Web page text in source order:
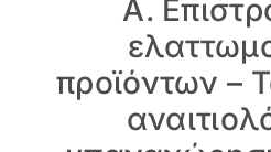
Α.
προϊόντων –